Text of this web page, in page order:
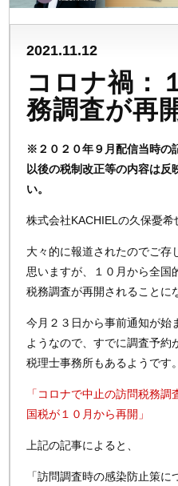
2021.11.12
コロナ禍：
務調査が再
※２０２０年９月配信当時の
以後の税制改正等の内容は反
い。
株式会社KACHIELの久保憂希
大々的に報道されたのでご存
思いますが、１０月から全国
税務調査が再開されることに
今月２３日から事前通知が始
ようなので、すでに調査予約
税理士事務所もあるようです。
「コロナで中止の訪問税務調
国税が１０月から再開」
上記の記事によると、
「訪問調査時の感染防止策に